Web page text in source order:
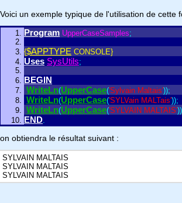
Voici un exemple typique de l'utilisation de cette
Program UpperCaseSamples;
{$APPTYPE CONSOLE}
Uses SysUtils;
BEGIN
WriteLn(UpperCase('Sylvain Maltais'));
WriteLn(UpperCase('SYLVain MALTais'));
WriteLn(UpperCase('SYLVAIN MALTAIS'))
END.
on obtiendra le résultat suivant :
SYLVAIN MALTAIS
SYLVAIN MALTAIS
SYLVAIN MALTAIS